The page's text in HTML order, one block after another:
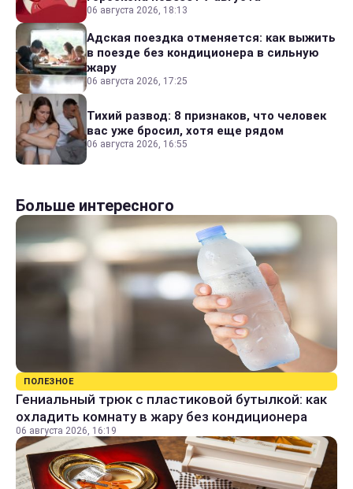
06 августа 2026, 18:13
Адская поездка отменяется: как выжить
в поезде без кондиционера в сильную
жару
06 августа 2026, 17:25
Тихий развод: 8 признаков, что человек
вас уже бросил, хотя еще рядом
06 августа 2026, 16:55
Больше интересного
ПОЛЕЗНОЕ
Гениальный трюк с пластиковой бутылкой: как
охладить комнату в жару без кондиционера
06 августа 2026, 16:19